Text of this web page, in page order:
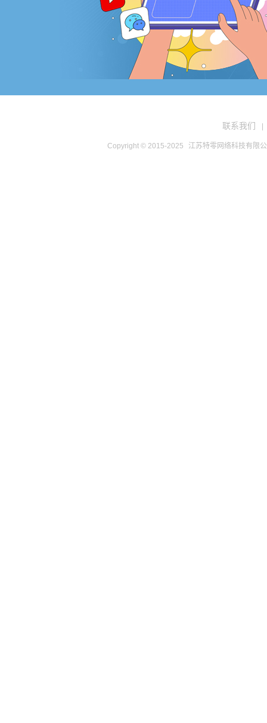
联系我们
Copyright © 2015-2025 江苏特零网络科技有限